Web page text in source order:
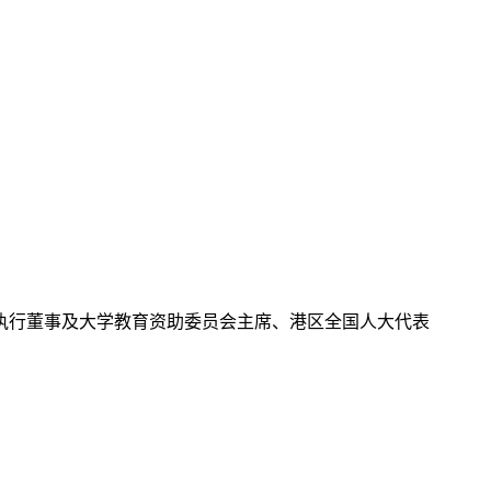
董事及大学教育资助委员会主席、港区全国人大代表